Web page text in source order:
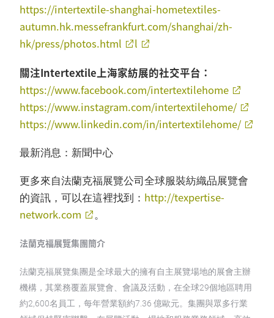
https://intertextile-shanghai-hometextiles-
autumn.hk.messefrankfurt.com/shanghai/zh-
hk/press/photos.html
l
關注Intertextile上海家紡展的社交平台：
https://www.facebook.com/intertextilehome
https://www.instagram.com/intertextilehome/
https://www.linkedin.com/in/intertextilehome/
最新消息：新聞中心
更多來自法蘭克福展覽公司全球服裝紡織品展覽會
的資訊，可以在這裡找到： http://texpertise-
network.com
。
法蘭克福展覽集團簡介
法蘭克福展覽集團是全球最大的擁有自主展覽場地的展會主辦
機構，其業務覆蓋展覽會、會議及活動，在全球29個地區聘用
約2,600名員工，每年營業額約7.36 億歐元。集團與眾多行業